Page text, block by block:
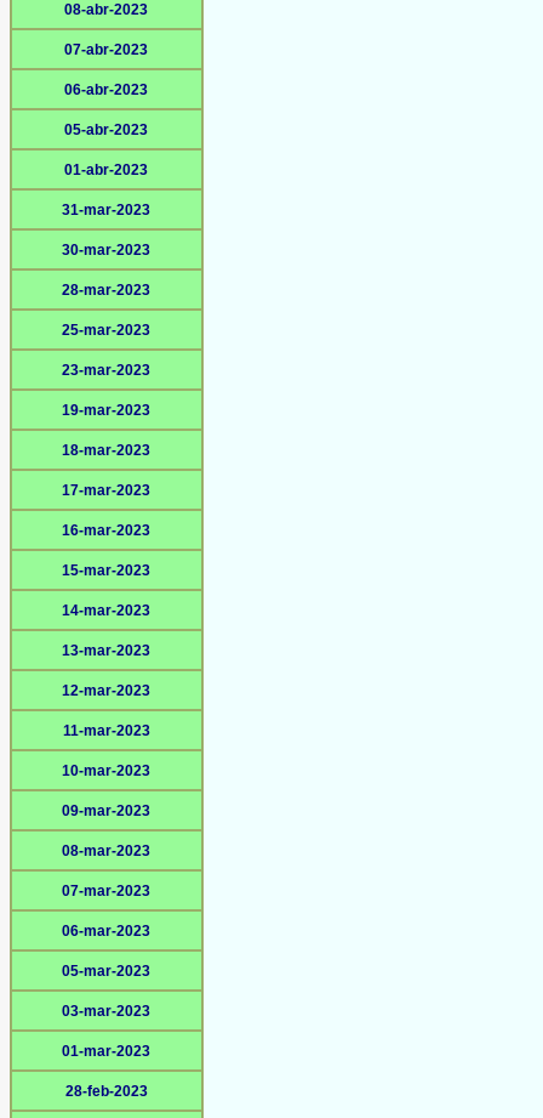
08-abr-2023
07-abr-2023
06-abr-2023
05-abr-2023
01-abr-2023
31-mar-2023
30-mar-2023
28-mar-2023
25-mar-2023
23-mar-2023
19-mar-2023
18-mar-2023
17-mar-2023
16-mar-2023
15-mar-2023
14-mar-2023
13-mar-2023
12-mar-2023
11-mar-2023
10-mar-2023
09-mar-2023
08-mar-2023
07-mar-2023
06-mar-2023
05-mar-2023
03-mar-2023
01-mar-2023
28-feb-2023